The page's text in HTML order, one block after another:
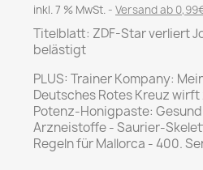
Die Fahrschule
Gute Fahrt
Klassik Motorrad
MO Zeitschrift
Motor Klassik
Motorrad Classic
inkl. 7 % MwSt. Versand ab
Titelblatt: ZDF-Star verliert
belästigt
PLUS: Trainer Kompany:
Deutsches Rotes Kreuz
Potenz-Honigpaste:
Arzneistoffe - Saurier-
Regeln für Mallorca - 400.